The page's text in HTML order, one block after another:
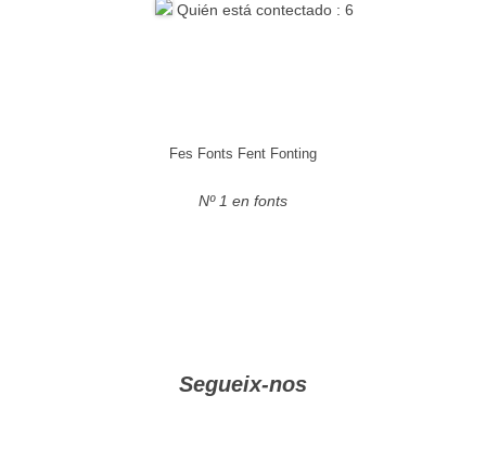
Quién está contectado : 6
Fes Fonts Fent Fonting
Nº 1 en fonts
Segueix-nos